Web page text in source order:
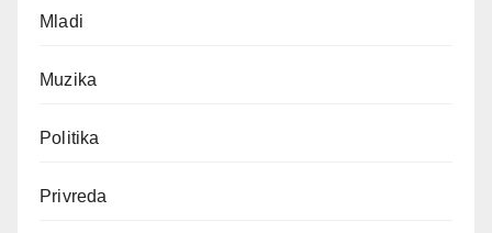
Mladi
Muzika
Politika
Privreda